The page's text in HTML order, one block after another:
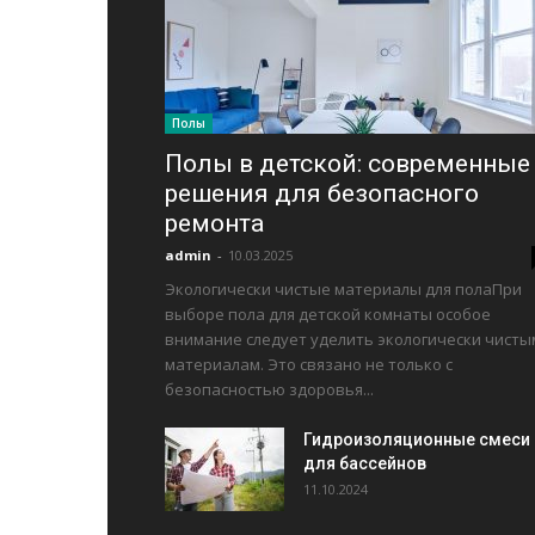
Полы
Полы в детской: современные
решения для безопасного
ремонта
admin - 10.03.2025
Экологически чистые материалы для полаПри
выборе пола для детской комнаты особое
внимание следует уделить экологически
материалам. Это связано не только с
безопасностью здоровья...
Гидроизоляционные смеси
для бассейнов
11.10.2024